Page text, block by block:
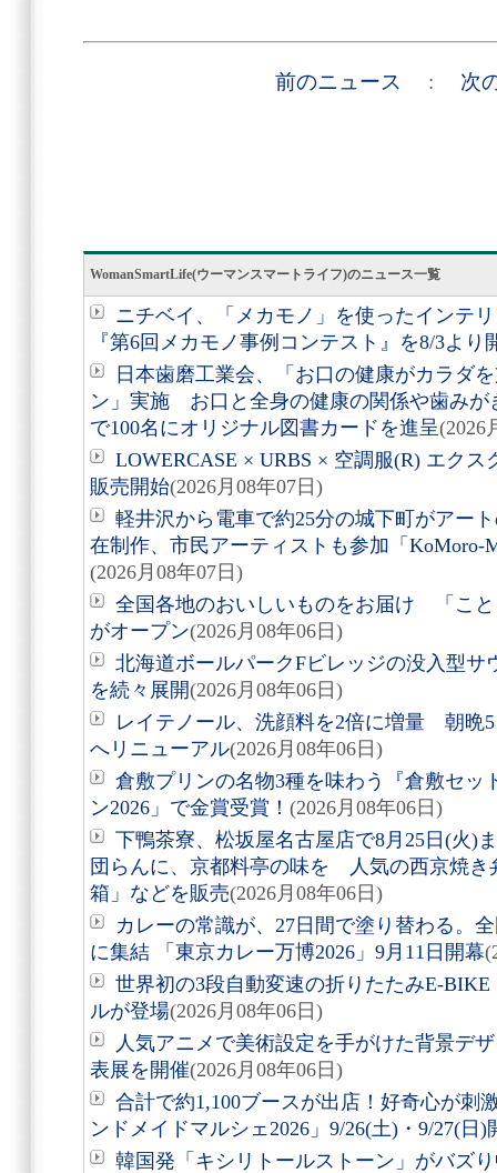
前のニュース : 次
WomanSmartLife(ウーマンスマートライフ)のニュース一覧
ニチベイ、「メカモノ」を使ったインテ
『第6回メカモノ事例コンテスト』を8/3より
日本歯磨工業会、「お口の健康がカラダ
ン」実施 お口と全身の健康の関係や歯みが
で100名にオリジナル図書カードを進呈(2026
LOWERCASE × URBS × 空調服(R) エク
販売開始(2026月08年07日)
軽井沢から電車で約25分の城下町がアー
在制作、市民アーティストも参加「KoMoro-
(2026月08年07日)
全国各地のおいしいものをお届け 「こ
がオープン(2026月08年06日)
北海道ボールパークFビレッジの没入型サ
を続々展開(2026月08年06日)
レイテノール、洗顔料を2倍に増量 朝晩
へリニューアル(2026月08年06日)
倉敷プリンの名物3種を味わう『倉敷セッ
ン2026」で金賞受賞！ (2026月08年06日)
下鴨茶寮、松坂屋名古屋店で8月25日(火)
団らんに、京都料亭の味を 人気の西京焼き
箱」などを販売(2026月08年06日)
カレーの常識が、27日間で塗り替わる。
に集結 「東京カレー万博2026」9月11日開幕
世界初の3段自動変速の折りたたみE-
ルが登場(2026月08年06日)
人気アニメで美術設定を手がけた背景デ
表展を開催(2026月08年06日)
合計で約1,100ブースが出店！好奇心が
ンドメイドマルシェ2026」9/26(土)・9/27(日)
韓国発「キシリトールストーン」がバズ